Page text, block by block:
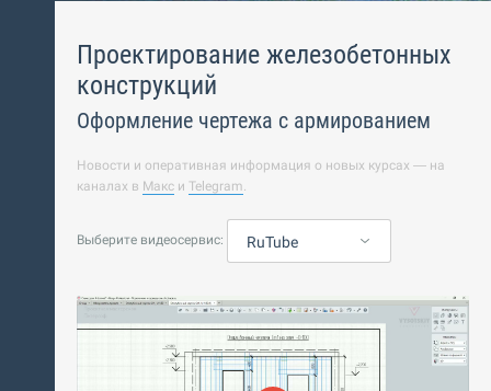
Проектирование железобетонных
конструкций
Оформление чертежа с армированием
Новости и оперативная информация о новых курсах — на
каналах в Макс и Telegram.
Выберите видеосервис: RuTube